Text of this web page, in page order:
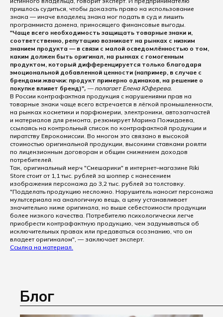
пришлось судиться, чтобы доказать право на использование
знака — иначе владелец знака мог подать в суд и лишить
программиста домена, приносящего финансовые выгоды.
"Чаще всего необходимость защищать товарные знаки и,
соответственно, репутацию возникает на рынках с низким
знанием продукта — в связи с малой осведомлённостью о том,
каким должен быть оригинал, на рынках с гомогенным
продуктом, который дифференцируется только благодаря
эмоциональной добавленной ценности (например, в случае с
брендами жвачки: продукт примерно одинаков, на решение о
покупке влияет бренд)", — полагает Елена Юферева.
В России контрафактная продукция с нарушениями прав на
товарные знаки чаще всего встречается в лёгкой промышленности,
на рынках косметики и парфюмерии, электроники, автозапчастей
и материалов для ремонта, резюмирует Марина Пожидаева,
ссылаясь на контрольный список по контрафактной продукции и
пиратству Еврокомиссии. Во многом это связано в высокой
стоимостью оригинальной продукции, высокими ставками роялти
по лицензионным договорам и общим снижением доходов
потребителей.
Так, оригинальный мерч "Смешарики" в интернет–магазине Riki
Store стоит от 1,1 тыс. рублей за шоппер с нанесением
изображения персонажа до 3,2 тыс. рублей за толстовку.
"Подделать продукцию несложно. Нарушитель наносит персонажа
мультсериала на аналогичную вещь, а цену устанавливает
значительно ниже оригинала, но выше себестоимости продукции
более низкого качества. Потребителю психологически легче
приобрести контрафактную продукцию, чем задумываться об
исключительных правах или предаваться осознанию, что он
владеет оригиналом", — заключает эксперт.
Ссылка на материал.
Блог